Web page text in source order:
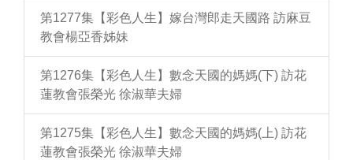
第1277集【彩色人生】嫁台灣郎走天國路 訪麻豆
教會楊亞香姊妹
第1276集【彩色人生】數念天國的媽媽(下) 訪花
蓮教會張榮光 徐淑華夫婦
第1275集【彩色人生】數念天國的媽媽(上) 訪花
蓮教會張榮光 徐淑華夫婦